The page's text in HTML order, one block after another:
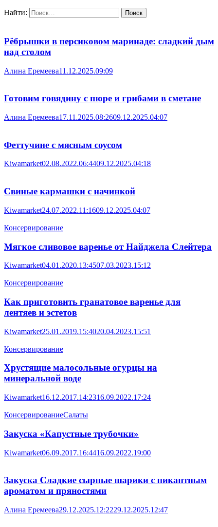
Найти:
Рёбрышки в персиковом маринаде: сладкий дым
над столом
Алина Еремеева11.12.2025.09:09
Готовим говядину с пюре и грибами в сметане
Алина Еремеева17.11.2025.08:2609.12.2025.04:07
Феттучине с мясным соусом
Kiwamarket02.08.2022.06:4409.12.2025.04:18
Свиные кармашки с начинкой
Kiwamarket24.07.2022.11:1609.12.2025.04:07
Консервирование
Мягкое сливовое варенье от Найджела Слейтера
Kiwamarket04.01.2020.13:4507.03.2023.15:12
Консервирование
Как приготовить гранатовое варенье для
лентяев и эстетов
Kiwamarket25.01.2019.15:4020.04.2023.15:51
Консервирование
Хрустящие малосольные огурцы на
минеральной воде
Kiwamarket16.12.2017.14:2316.09.2022.17:24
КонсервированиеСалаты
Закуска «Капустные трубочки»
Kiwamarket06.09.2017.16:4416.09.2022.19:00
Закуска Сладкие сырные шарики с пикантным
ароматом и пряностями
Алина Еремеева29.12.2025.12:2229.12.2025.12:47